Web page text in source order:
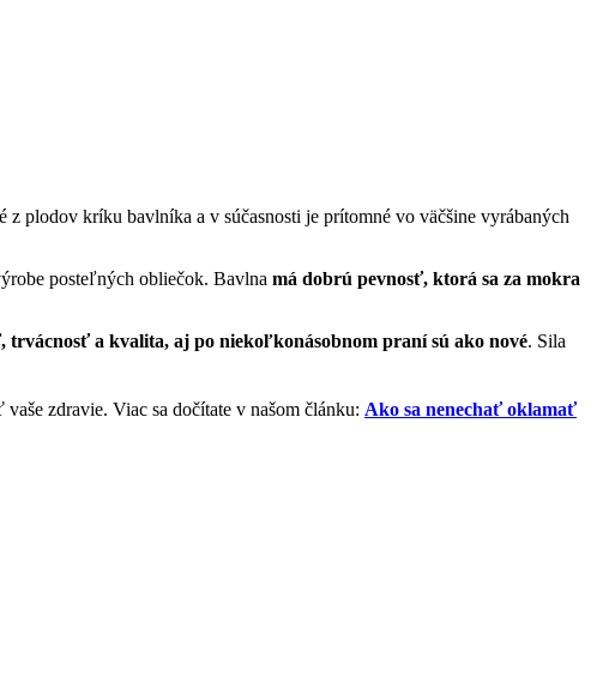
z plodov kríku bavlníka a v súčasnosti je prítomné vo väčšine vyrábaných
posteľných obliečok. Bavlna má dobrú pevnosť, ktorá sa za mokra
trvácnosť a kvalita, aj po niekoľkonásobnom praní sú ako nové. Sila
zdravie. Viac sa dočítate v našom článku: Ako sa nenechať oklamať